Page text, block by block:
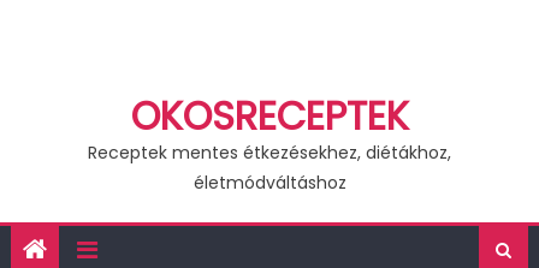
OKOSRECEPTEK
Receptek mentes étkezésekhez, diétákhoz,
életmódváltáshoz